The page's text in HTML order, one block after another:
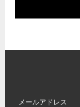
メールアドレス